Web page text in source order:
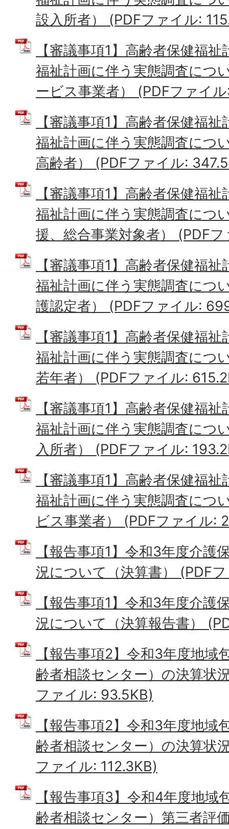
設入所者） (PDFファイル:
【審議事項1】高齢者保健福
福祉計画に伴う実態調査につ
ービス事業者） (PDFファイ
【審議事項1】高齢者保健福
福祉計画に伴う実態調査につ
高齢者） (PDFファイル:
【審議事項1】高齢者保健福
福祉計画に伴う実態調査につ
援、総合事業対象者） (PDF
【審議事項1】高齢者保健福
福祉計画に伴う実態調査につ
護認定者） (PDFファイル:
【審議事項1】高齢者保健福
福祉計画に伴う実態調査につ
若年者） (PDFファイル:
【審議事項1】高齢者保健福
福祉計画に伴う実態調査につ
入所者） (PDFファイル:
【審議事項1】高齢者保健福
福祉計画に伴う実態調査につ
ビス事業者） (PDFファイル:
【報告事項1】令和3年度介護
況について（決算書） (PDF
【報告事項1】令和3年度介護
況について（決算報告書）
【報告事項2】令和3年度地域
齢者相談センター）の決算状
ファイル: 93.5KB)
【報告事項2】令和3年度地域
齢者相談センター）の決算状
ファイル: 112.3KB)
【報告事項3】令和4年度地域
齢者相談センター）第三者評